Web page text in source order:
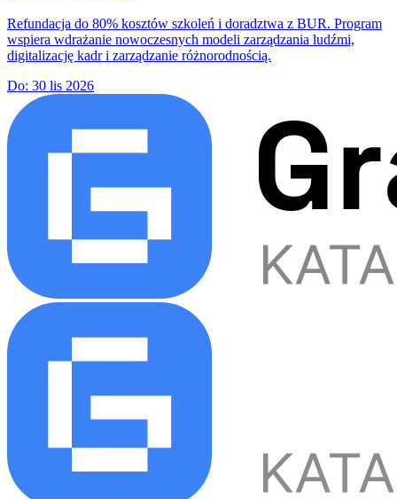
Refundacja do 80% kosztów szkoleń i doradztwa z BUR. Program
wspiera wdrażanie nowoczesnych modeli zarządzania ludźmi,
digitalizację kadr i zarządzanie różnorodnością.
Do: 30 lis 2026